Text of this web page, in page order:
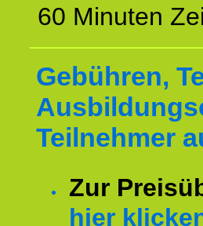
60 Minuten
Gebühren,
Teilnehmer
Zur
hier